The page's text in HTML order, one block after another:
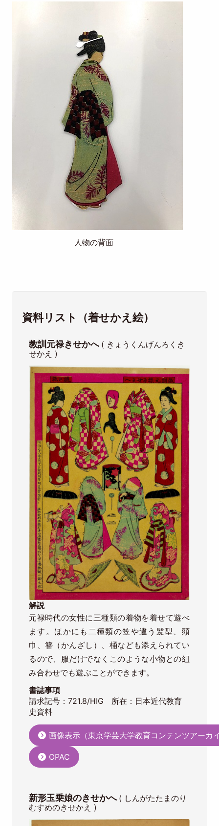
人物の背面
資料リスト（着せかえ絵）
教訓元禄きせかへ ( きょうくんげんろくき
せかえ )
Image
解説
元禄時代の女性に三種類の着物を着せて遊べ
ます。ほかにも二種類の笠や違う髪型、頭
巾、簪（かんざし）、桶なども添えられてい
るので、服だけでなくこのような小物との組
み合わせでも遊ぶことができます。
書誌事項
請求記号：721.8/HIG 所在：日本近代教育
史資料
画像表示（東京学芸大学教育コンテンツアーカ
OPAC
新形玉乗娘のきせかへ ( しんがたたまのり
むすめのきせかえ )